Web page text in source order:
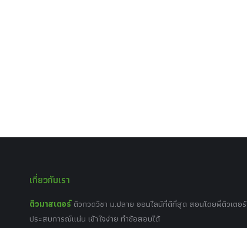
เกี่ยวกับเรา
ติวมาสเตอร์ ติวกวดวิชา ม.ปลาย ออนไลน์ที่ดีที่สุด สอนโดยพี่ติวเตอร์
ประสบการณ์แน่น เข้าใจง่าย ทำข้อสอบได้